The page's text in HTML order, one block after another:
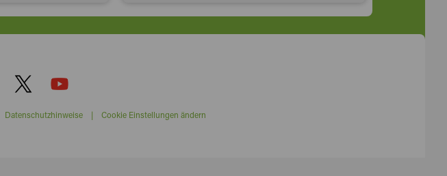
Datenschutzhinweise| Cookie Einstellungen ändern